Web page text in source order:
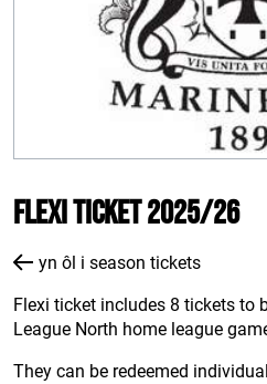
Flexi Ticket 2025/26
yn ôl i season tickets
Flexi ticket includes 8 tickets to
League North home league
They can be redeemed